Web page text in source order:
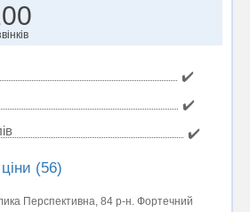
✔️
✔️
✔️
(56)
Перспективна, 84 р-н. Фортечний